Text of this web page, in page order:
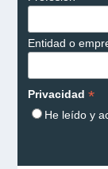
Entidad o
Privacidad *
He leído y